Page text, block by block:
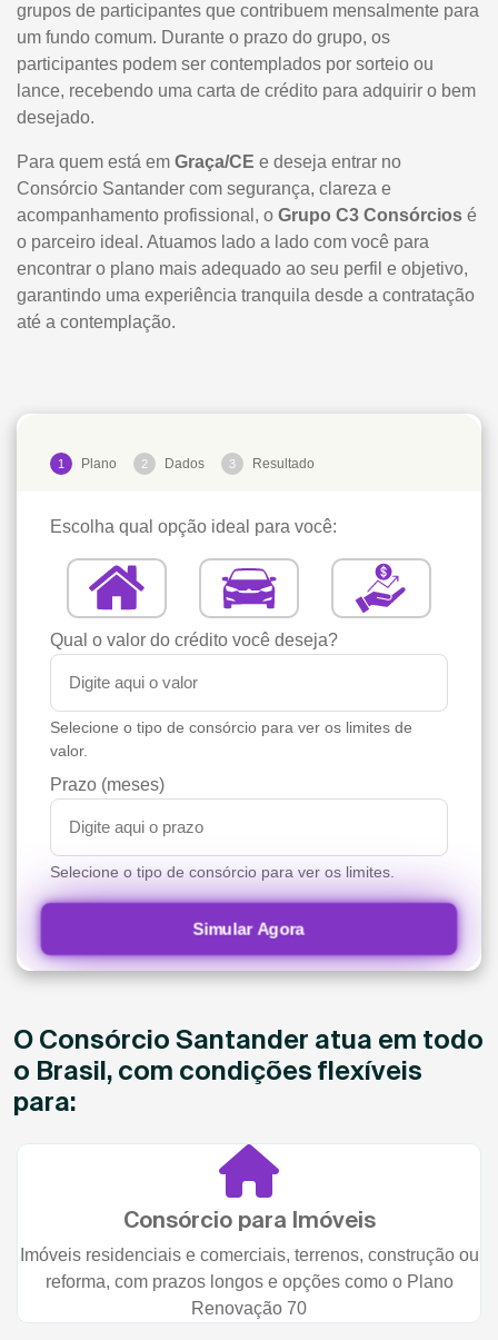
grupos de participantes que contribuem mensalmente para
um fundo comum. Durante o prazo do grupo, os
participantes podem ser contemplados por sorteio ou
lance, recebendo uma carta de crédito para adquirir o bem
desejado.
Para quem está em Graça/CE e deseja entrar no
Consórcio Santander com segurança, clareza e
acompanhamento profissional, o Grupo C3 Consórcios é
o parceiro ideal. Atuamos lado a lado com você para
encontrar o plano mais adequado ao seu perfil e objetivo,
garantindo uma experiência tranquila desde a contratação
até a contemplação.
1 Plano 2 Dados 3 Resultado
Escolha qual opção ideal para você:
Qual o valor do crédito você deseja?
Selecione o tipo de consórcio para ver os limites de
valor.
Prazo (meses)
Selecione o tipo de consórcio para ver os limites.
Simular Agora
O Consórcio Santander atua em todo
o Brasil, com condições flexíveis
para:
Consórcio para Imóveis
Imóveis residenciais e comerciais, terrenos, construção ou
reforma, com prazos longos e opções como o Plano
Renovação 70